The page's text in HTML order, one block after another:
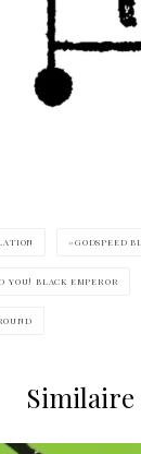
GODSPEED
YOU! BLACK EMPEROR
Similaire